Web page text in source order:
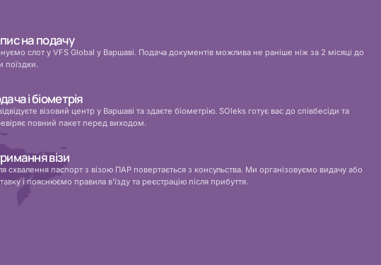
на подачу
слот у VFS Global у Варшаві. Подача документів можлива не раніше ніж за 2 місяці до
поїздки.
і біометрія
візовий центр у Варшаві та здаєте біометрію. SOleks готує вас до співбесіди та
повний пакет перед виходом.
візи
схвалення паспорт з візою ПАР повертається з консульства. Ми організовуємо видачу або
і пояснюємо правила вʼїзду та реєстрацію після прибуття.